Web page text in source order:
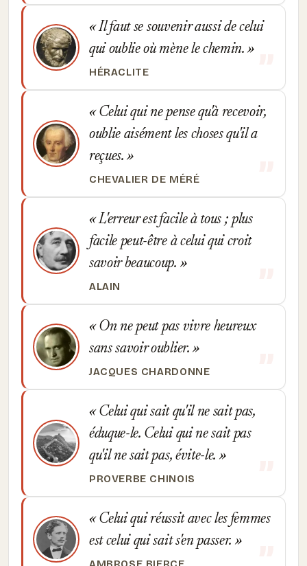
Il faut se souvenir aussi de celui
qui oublie où mène le chemin.
HÉRACLITE
Celui qui ne pense qu'à recevoir,
oublie aisément les choses qu'il a
reçues.
CHEVALIER DE MÉRÉ
L'erreur est facile à tous ; plus
facile peut-être à celui qui croit
savoir beaucoup.
ALAIN
On ne peut pas vivre heureux
sans savoir oublier.
JACQUES CHARDONNE
Celui qui sait qu'il ne sait pas,
éduque-le. Celui qui ne sait pas
qu'il ne sait pas, évite-le.
PROVERBE CHINOIS
Celui qui réussit avec les femmes
est celui qui sait s'en passer.